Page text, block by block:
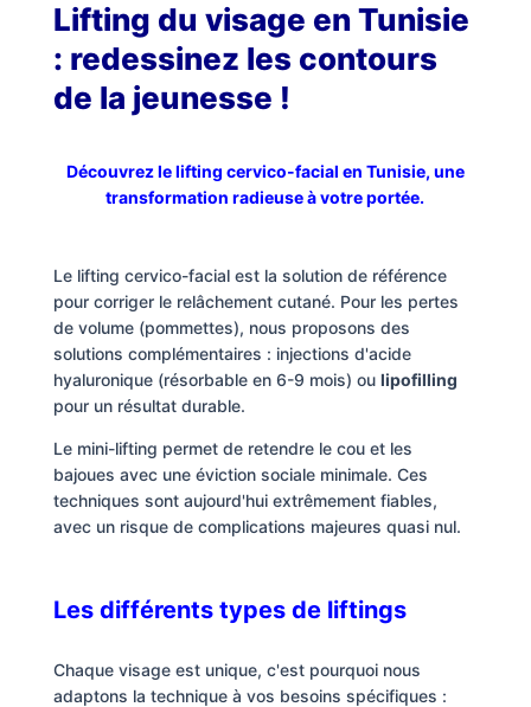
Nos
chirurgiens
FAQ
Services
Nos
cliniques
Nos
articles
Avant
/
Après
Devis
Lifting du visage en Tunisie
: redessinez les contours
de la jeunesse !
Découvrez le lifting cervico-facial en Tunisie, une
transformation radieuse à votre portée.
Le lifting cervico-facial est la solution de référence
pour corriger le relâchement cutané. Pour les pertes
de volume (pommettes), nous proposons des
solutions complémentaires : injections d'acide
hyaluronique (résorbable en 6-9 mois) ou lipofilling
pour un résultat durable.
Le mini-lifting permet de retendre le cou et les
bajoues avec une éviction sociale minimale. Ces
techniques sont aujourd'hui extrêmement fiables,
avec un risque de complications majeures quasi nul.
Les différents types de liftings
Chaque visage est unique, c'est pourquoi nous
adaptons la technique à vos besoins spécifiques :